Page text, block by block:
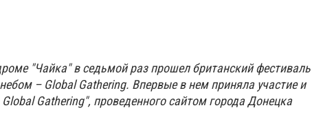
"Чайка" в седьмой раз прошел британский фестиваль
– Global Gathering. Впервые в нем приняла участие и
Gathering", проведенного сайтом города Донецка